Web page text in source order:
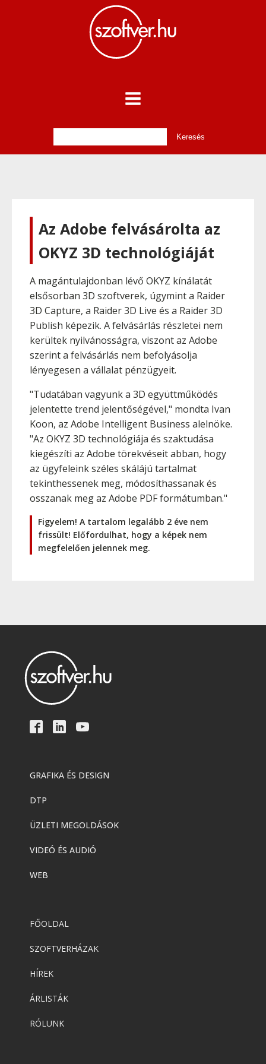
Az Adobe felvásárolta az
OKYZ 3D technológiáját
A magántulajdonban lévő OKYZ kínálatát
elsősorban 3D szoftverek, úgymint a Raider
3D Capture, a Raider 3D Live és a Raider 3D
Publish képezik. A felvásárlás részletei nem
kerültek nyilvánosságra, viszont az Adobe
szerint a felvásárlás nem befolyásolja
lényegesen a vállalat pénzügyeit.
"Tudatában vagyunk a 3D együttműködés
jelentette trend jelentőségével," mondta Ivan
Koon, az Adobe Intelligent Business alelnöke.
"Az OKYZ 3D technológiája és szaktudása
kiegészíti az Adobe törekvéseit abban, hogy
az ügyfeleink széles skálájú tartalmat
tekinthessenek meg, módosíthassanak és
osszanak meg az Adobe PDF formátumban."
Figyelem! A tartalom legalább 2 éve nem
frissült! Előfordulhat, hogy a képek nem
megfelelően jelennek meg.
GRAFIKA ÉS DESIGN
DTP
ÜZLETI MEGOLDÁSOK
VIDEÓ ÉS AUDIÓ
WEB
FŐOLDAL
SZOFTVERHÁZAK
HÍREK
ÁRLISTÁK
RÓLUNK